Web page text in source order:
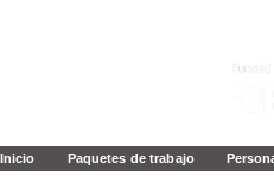
Inicio Paquetes de trabajo